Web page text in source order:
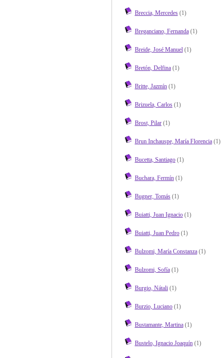
Breccia, Mercedes(1)
Breganciano, Fernanda(1)
Breide, José Manuel(1)
Bretón, Delfina(1)
Britte, Jazmín(1)
Brizuela, Carlos(1)
Brost, Pilar(1)
Brun Inchauspe, María Florencia(1)
Bucetta, Santiago(1)
Buchara, Fermín(1)
Bugner, Tomás(1)
Buiatti, Juan Ignacio(1)
Buiatti, Juan Pedro(1)
Bulzomi, María Constanza(1)
Bulzomi, Sofía(1)
Burgio, Nátali(1)
Burzio, Luciano(1)
Bustamante, Martina(1)
Bustelo, Ignacio Joaquín(1)